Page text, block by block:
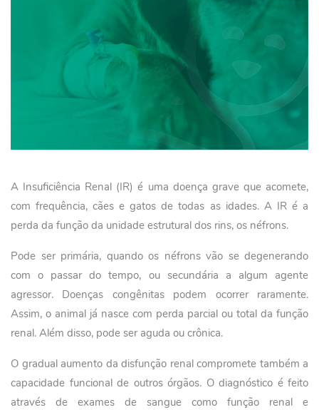
A Insuficiência Renal (IR) é uma doença grave que acomete,
com frequência, cães e gatos de todas as idades. A IR é a
perda da função da unidade estrutural dos rins, os néfrons.
Pode ser primária, quando os néfrons vão se degenerando
com o passar do tempo, ou secundária a algum agente
agressor. Doenças congênitas podem ocorrer raramente.
Assim, o animal já nasce com perda parcial ou total da função
renal. Além disso, pode ser aguda ou crônica.
O gradual aumento da disfunção renal compromete também a
capacidade funcional de outros órgãos. O diagnóstico é feito
através de exames de sangue como função renal e